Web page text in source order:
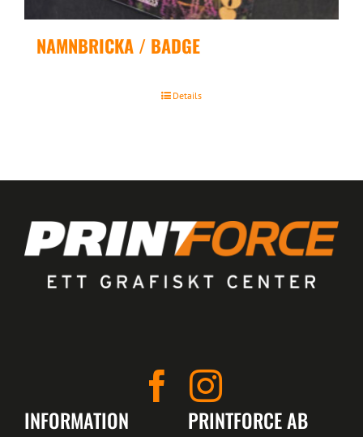
NAMNBRICKA / BADGE
Details
PRINTFORCE AB
INFORMATION